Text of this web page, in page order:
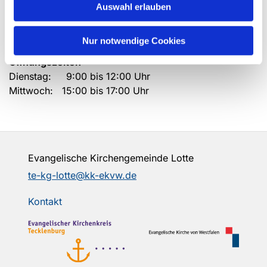
Auswahl erlauben
Nur notwendige Cookies
te-kg-lotte@kk-ekvw.de
Öffnungszeiten
Dienstag: 9:00 bis 12:00 Uhr
Mittwoch: 15:00 bis 17:00 Uhr
Evangelische Kirchengemeinde Lotte
te-kg-lotte@kk-ekvw.de
Kontakt